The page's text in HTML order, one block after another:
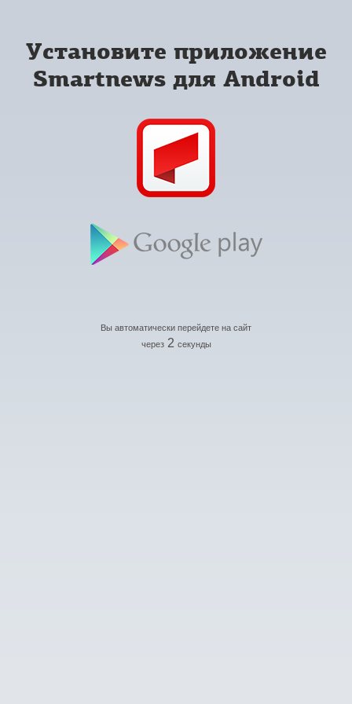
Установите приложение
Smartnews для Android
Вы автоматически перейдете на сайт
через 2 секунды